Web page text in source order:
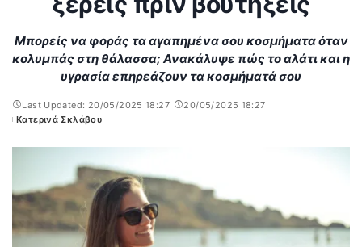
Μπορείς να φοράς τα αγαπημένα σου κοσμήματα όταν
κολυμπάς στη θάλασσα; Ανακάλυψε πώς το αλάτι και η
υγρασία επηρεάζουν τα κοσμήματά σου
Last Updated: 20/05/2025 18:27
20/05/2025 18:27
Posted
Κατερινά Σκλάβου